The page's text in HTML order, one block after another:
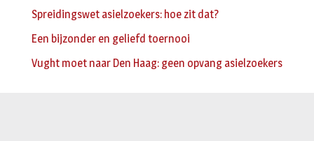
Spreidingswet asielzoekers: hoe zit dat?
Een bijzonder en geliefd toernooi
Vught moet naar Den Haag: geen opvang asielzoekers